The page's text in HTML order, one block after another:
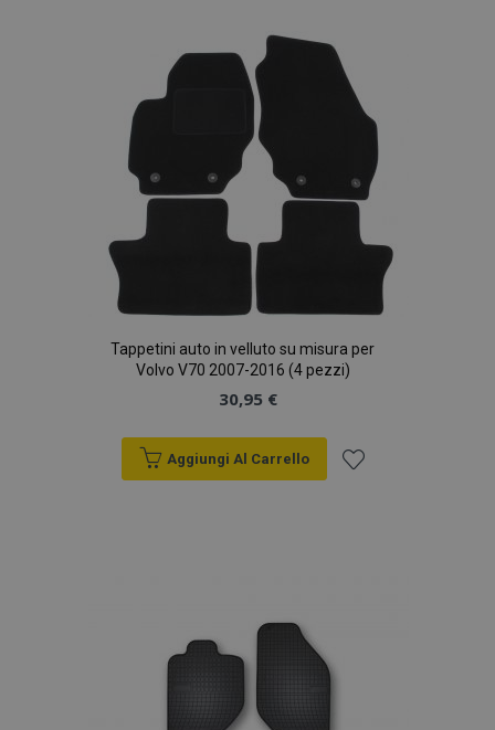
lista
desideri
Tappetini auto in velluto su misura per
Volvo V70 2007-2016 (4 pezzi)
30,95 €
Aggiungi Al Carrello